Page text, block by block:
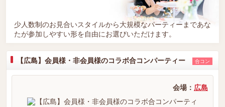
少人数制のお見合いスタイルから大規模なパーティーまであな
たが参加しやすい形を自由にお選びいただけます。
【広島】会員様・非会員様のコラボ合コンパーティー 合コン
会場： 広島